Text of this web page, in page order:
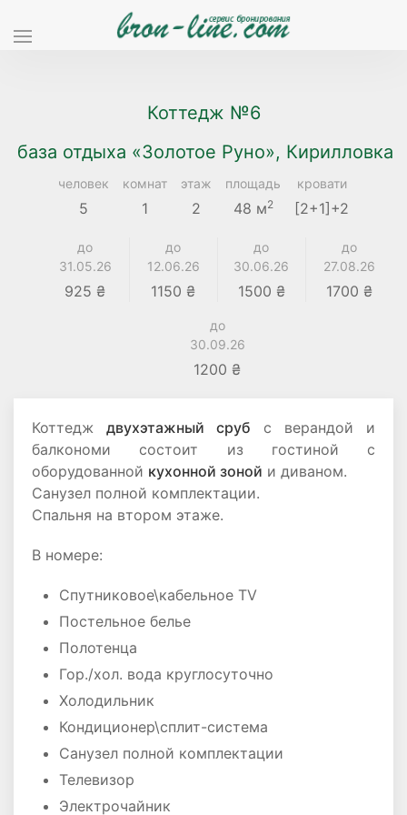
Коттедж №6
база отдыха «Золотое Руно», Кирилловка
человек
5
комнат
1
этаж
2
площадь
48 м2
кровати
[2+1]+2
до
31.05.26
925 ₴
до
12.06.26
1150 ₴
до
30.06.26
1500 ₴
до
27.08.26
1700 ₴
до
30.09.26
1200 ₴
Коттедж двухэтажный сруб с верандой и
балкономи состоит из гостиной с
оборудованной кухонной зоной и диваном.
Санузел полной комплектации.
Спальня на втором этаже.
В номере:
Спутниковое\кабельное TV
Постельное белье
Полотенца
Гор./хол. вода круглосуточно
Холодильник
Кондиционер\сплит-система
Санузел полной комплектации
Телевизор
Электрочайник